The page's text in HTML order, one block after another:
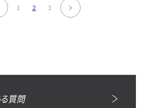
1 2 3 次へ
質問